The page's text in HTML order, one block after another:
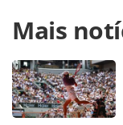
https://
viagens/mercado/
de-produtos-e-
valor_226984.html
Todo o conteúdo
protegido pela
Mais